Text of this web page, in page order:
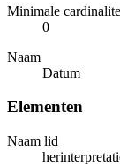
Minimale
0
Naam
Datum
Elementen
Naam lid